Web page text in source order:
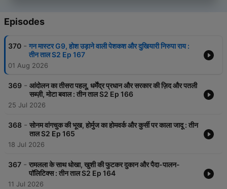
Episodes
370 - गन मास्टर G9, होश उड़ाने वाली पेशकश और दुखियारी निरुपा राय :
तीन ताल S2 Ep 167
01 Aug 2026
369 - आंदोलन का तीसरा पहलू, धर्मेंद्र प्रधान और सरकार की ज़िद और पतली
सब्ज़ी, मोटा बवाल : तीन ताल S2 Ep 166
25 Jul 2026
368 - सोनम वांगचुक की भूख, होर्मुज का होमवर्क और कुर्सी पर काला जादू : तीन
ताल S2 Ep 165
18 Jul 2026
367 - रामलला के साथ धोखा, खुशी की फुटकर दुकान और पैदा-पालन-
पॉलिटिक्स : तीन ताल S2 Ep 164
11 Jul 2026